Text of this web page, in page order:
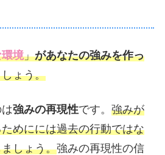
境」があなたの強みを作っ
ょう。
強みの再現性です。 強みが
めにには過去の行動ではな
しょう。強みの再現性の信